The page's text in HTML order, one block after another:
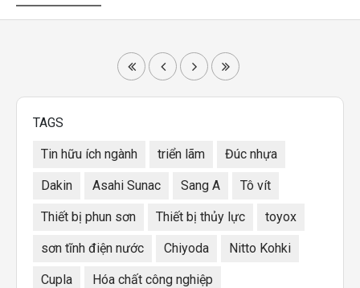
TAGS
Tin hữu ích ngành triển lãm Đúc nhựa
Dakin Asahi Sunac Sang A Tô vít
Thiết bị phun sơn Thiết bị thủy lực toyox
sơn tĩnh điện nước Chiyoda Nitto Kohki
Cupla Hóa chất công nghiệp